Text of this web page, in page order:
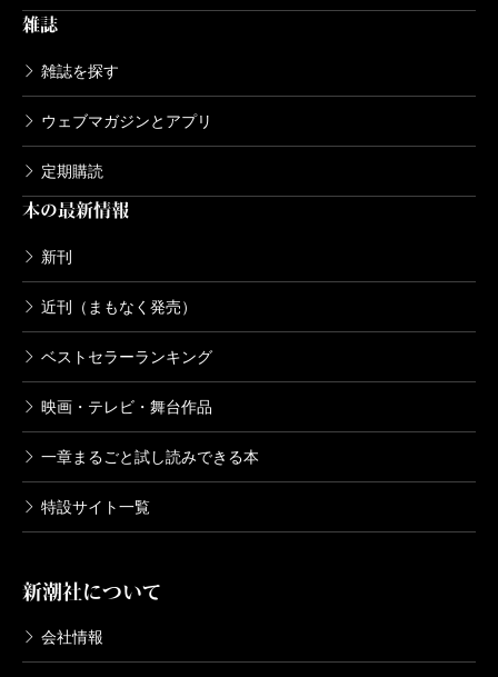
に、書き手の姿や知のあり方が、否応なく現れてしま
なぜか。『聖書』を読みに読み、大学で解釈を論じ、
民衆のために翻訳したルターの批評を紹介し、ルター
は『聖書』をいかに読むかということを通じて、キリ
は世界を改革することなのである。ならばルターだけ
でなく私たちも、「いかに読むか」を通じて社会を変
い。
そうそう。本書の問題点を最後にひとつ指摘してお
こう。そんなわけでいろいろな分野の本が好きになる
のだが、本書の最後にはこれまたご丁寧に参考文献や
る。お金は減り、部屋は狭くなる。でも、それが身に
まあ許せる。
雑誌
雑誌を探す
ウェブマガジンとアプリ
定期購読
本の最新情報
新刊
近刊（まもなく発売）
ベストセラーランキング
映画・テレビ・舞台作品
一章まるごと試し読みできる本
特設サイト一覧
新潮社について
会社情報